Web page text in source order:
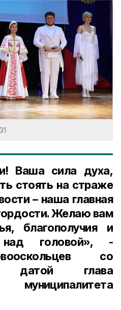
Ваша сила духа,
стоять на страже
– наша главная
Желаю вам
благополучия и
головой», -
со
датой глава
муниципалитета